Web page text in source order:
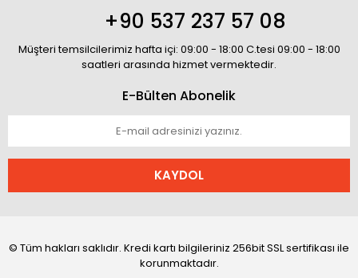
+90 537 237 57 08
Müşteri temsilcilerimiz hafta içi: 09:00 - 18:00 C.tesi 09:00 - 18:00
saatleri arasında hizmet vermektedir.
E-Bülten Abonelik
KAYDOL
© Tüm hakları saklıdır. Kredi kartı bilgileriniz 256bit SSL sertifikası ile
korunmaktadır.